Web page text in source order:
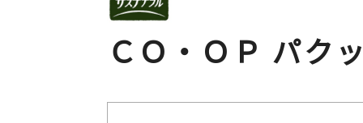
ＣＯ・ＯＰ パク